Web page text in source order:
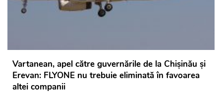
Vartanean, apel către guvernările de la Chișinău și
Erevan: FLYONE nu trebuie eliminată în favoarea
altei companii